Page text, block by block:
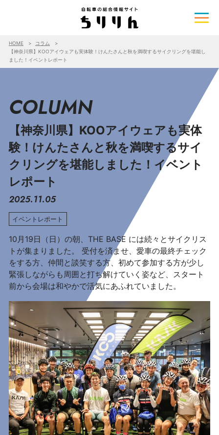
HOME
コラム
【神奈川県】KOOアイウェアも実体験！けんたさんと秋を満喫するサイクリングを堪能し
ました！イベントレポート
COLUMN
【神奈川県】KOOアイウェアも実体
験！けんたさんと秋を満喫するサイ
クリングを堪能しました！イベント
レポート
2025.11.05
イベントレポート
10月19日（日）の朝、THE BASE には続々とサイクリス
トが集まりました。 受付を済ませ、愛車の最終チェック
をする方、仲間と談笑する方、初めて参加する方が少し
緊張しながらも周囲と打ち解けていく姿など、スタート
前から会場は和やかで活気にあふれていました。